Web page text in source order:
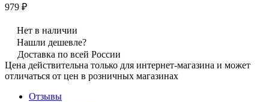
979 ₽
Нет в наличии
Нашли дешевле?
Доставка по всей России
Цена действительна только для интернет-магазина и может
отличаться от цен в розничных магазинах
Отзывы